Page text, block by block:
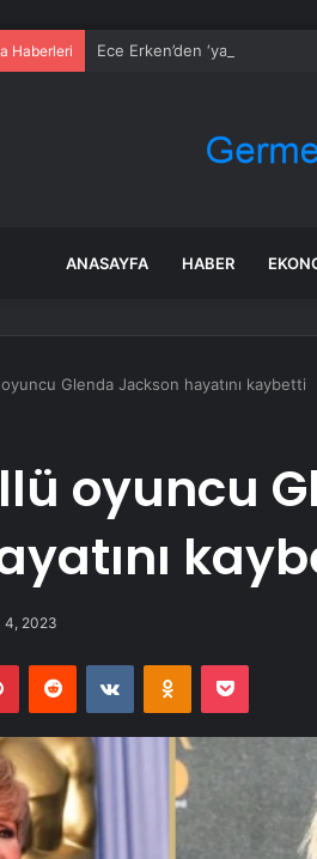
Haberleri Ece Erken’den ‘yasak aşk’
ANASAYFA HABER
Glenda Jackson hayatını kaybetti
oyuncu
4, 2023
PinterestReddit VKontakteOdnoklassniki
Pocket